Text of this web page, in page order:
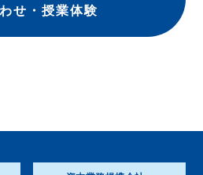
せ・授業体験